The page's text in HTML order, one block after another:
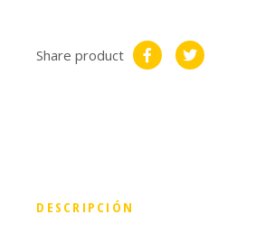
Share product
DESCRIPCIÓN